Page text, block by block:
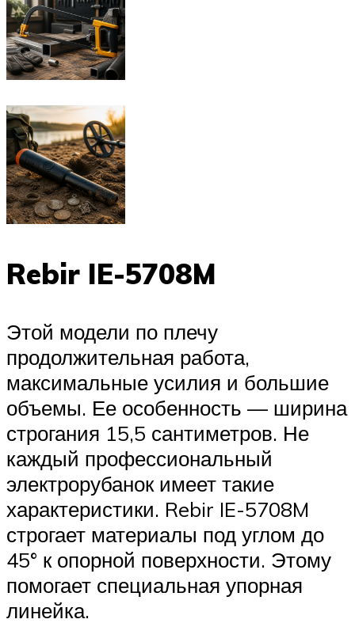
Rebir IE-5708M
Этой модели по плечу
продолжительная работа,
максимальные усилия и большие
объемы. Ее особенность — ширина
строгания 15,5 сантиметров. Не
каждый профессиональный
электрорубанок имеет такие
характеристики. Rebir IE-5708M
строгает материалы под углом до
45° к опорной поверхности. Этому
помогает специальная упорная
линейка.